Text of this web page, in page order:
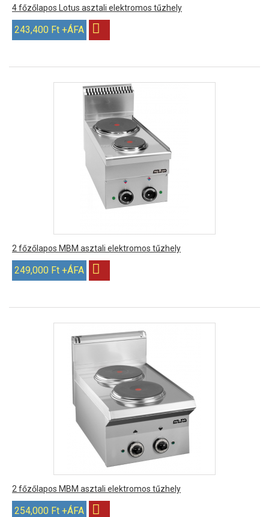
4 főzőlapos Lotus asztali elektromos tűzhely
243,400 Ft +ÁFA
2 főzőlapos MBM asztali elektromos tűzhely
249,000 Ft +ÁFA
2 főzőlapos MBM asztali elektromos tűzhely
254,000 Ft +ÁFA